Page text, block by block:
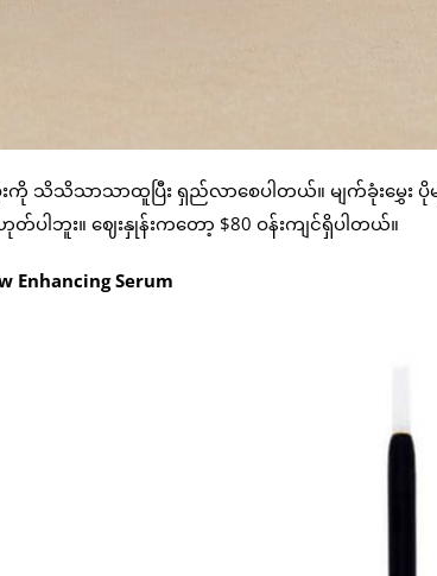
းကို သိသိသာသာထူပြီး ရှည်လာစေပါတယ်။ မျက်ခုံးမွှေး
ပါဘူး။ ဈေးနှုန်းကတော့ $80 ဝန်းကျင်ရှိပါတယ်။
Enhancing Serum